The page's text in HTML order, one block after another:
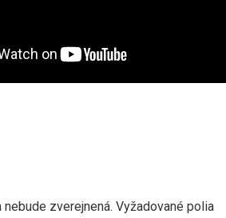
zverejnená. Vyžadované polia